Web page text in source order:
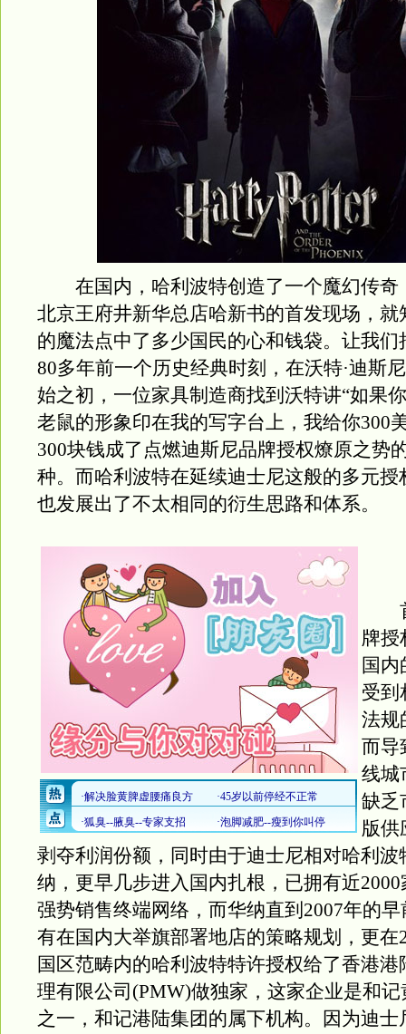
在国内，哈利波特创造了一个魔幻传奇
北京王府井新华总店哈新书的首发现场，就
的魔法点中了多少国民的心和钱袋。让我们
80多年前一个历史经典时刻，在沃特·迪斯
始之初，一位家具制造商找到沃特讲“如果
老鼠的形象印在我的写字台上，我给你300
300块钱成了点燃迪斯尼品牌授权燎原之势
种。而哈利波特在延续迪士尼这般的多元授
也发展出了不太相同的衍生思路和体系。
首
牌授
国
受到
法规
而导
线城
缺乏
版供
剥夺利润份额，同时由于迪士尼相对哈利波
纳，更早几步进入国内扎根，已拥有近
强势销售终端网络，而华纳直到2007年的
有在国内大举旗部署地店的策略规划，更在
国区范畴内的哈利波特特许授权给了香港港
理有限公司(PMW)做独家，这家企业是和
之一，和记港陆集团的属下机构。因为迪士